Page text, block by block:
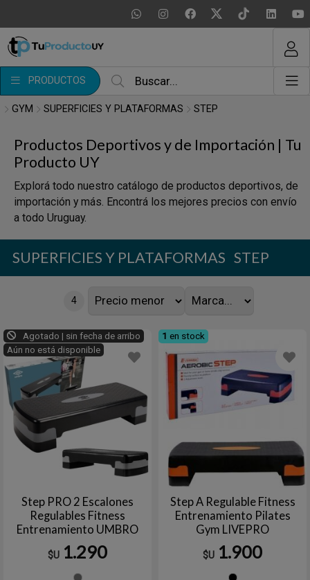
PRODUCTOS
MI COMPRA
GYM SUPERFICIES Y PLATAFORMAS STEP
Productos Deportivos y de Importación | Tu
Producto UY
Explorá todo nuestro catálogo de productos deportivos, de
importación y más. Encontrá los mejores precios con envío
a todo Uruguay.
SUPERFICIES Y PLATAFORMAS STEP
4
Agotado | sin fecha de arribo
Aún no está disponible
Step PRO 2 Escalones
Regulables Fitness
Entrenamiento UMBRO
$U 1.290
1 en stock
Step A Regulable Fitness
Entrenamiento Pilates
Gym LIVEPRO
$U 1.900